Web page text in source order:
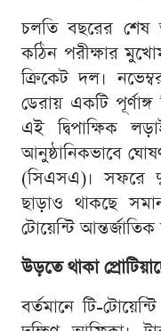
চলতি বছরের শেষ
কঠিন পরীক্ষার
ক্রিকেট দল।
ডেরায় একটি
এই দ্বিপাক্ষিক
আনুষ্ঠানিকভাবে
(সিএসএ)। সফরে
ছাড়াও থাকছে
টোয়েন্টি আন্তর্জাতিক
উড়তে থাকা
বর্তমানে টি-